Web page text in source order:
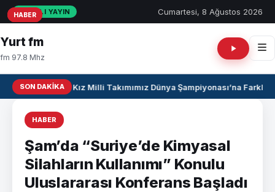
CANLI YAYIN Cumartesi, 8 Ağustos 2026
Yurt fm
fm 97.8 Mhz
SON DAKIKAU17 Kız Milli Takımımız Dünya Şampiyonası’na Farklı
HABER
Şam’da “Suriye’de Kimyasal
Silahların Kullanımı” Konulu
Uluslararası Konferans Başladı
HABER
HABER
HABER